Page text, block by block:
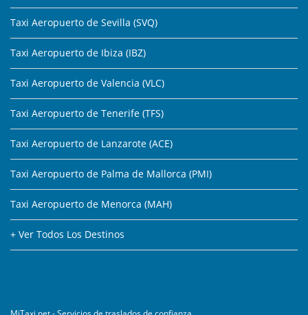
Taxi Aeropuerto de Sevilla (SVQ)
Taxi Aeropuerto de Ibiza (IBZ)
Taxi Aeropuerto de Valencia (VLC)
Taxi Aeropuerto de Tenerife (TFS)
Taxi Aeropuerto de Lanzarote (ACE)
Taxi Aeropuerto de Palma de Mallorca (PMI)
Taxi Aeropuerto de Menorca (MAH)
+ Ver Todos Los Destinos